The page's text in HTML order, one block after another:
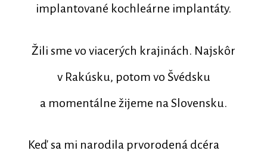
implantované kochleárne implantáty.
Žili sme vo viacerých krajinách. Najskôr
v Rakúsku, potom vo Švédsku
a momentálne žijeme na Slovensku.
Keď sa mi narodila prvorodená dcéra